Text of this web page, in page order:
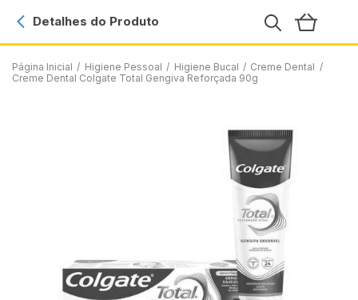
Página Inicial / Higiene Pessoal / Higiene Bucal / Creme Dental /
Creme Dental Colgate Total Gengiva Reforçada 90g
Detalhes do Produto